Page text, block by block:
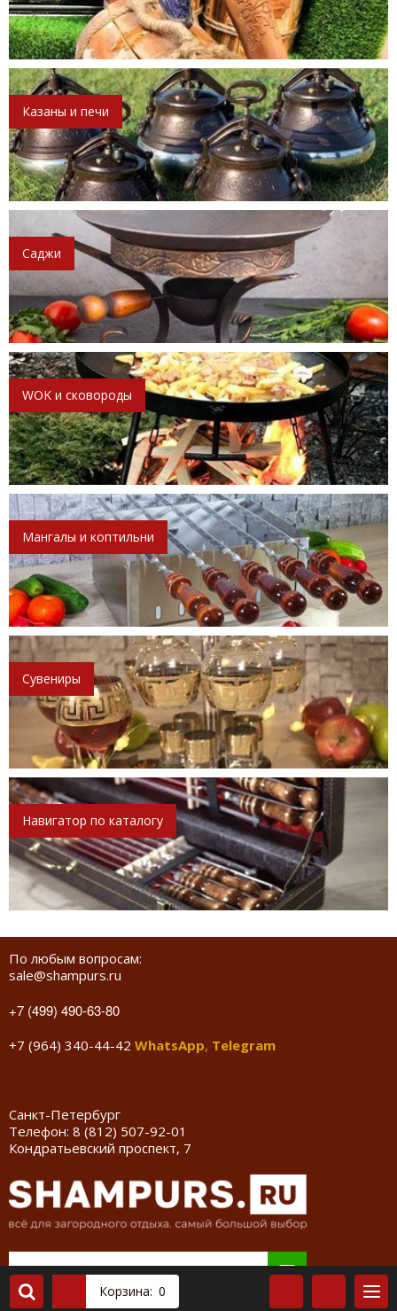
Казаны и печи
Саджи
WOK и сковороды
Мангалы и коптильни
Сувениры
Навигатор по каталогу
По любым вопросам:
sale@shampurs.ru
+7 (499) 490-63-80
+7 (964) 340-44-42 WhatsApp, Telegram
Санкт-Петербург
Телефон: 8 (812) 507-92-01
Кондратьевский проспект, 7
Корзина: 0